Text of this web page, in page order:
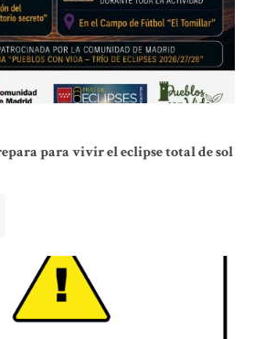
para vivir el eclipse total de sol